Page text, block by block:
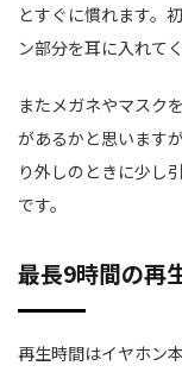
とすぐに慣れます。
ン部分を耳に入れて
またメガネやマスク
があるかと思います
り外しのときに少し
です。
最長9時間の再
再生時間はイヤホン